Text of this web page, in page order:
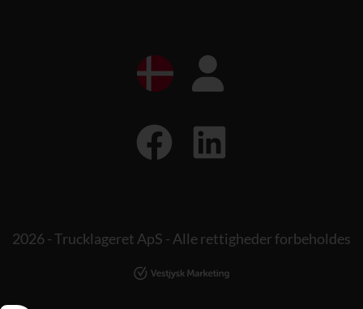
2026 - Trucklageret ApS - Alle rettigheder forbeholdes